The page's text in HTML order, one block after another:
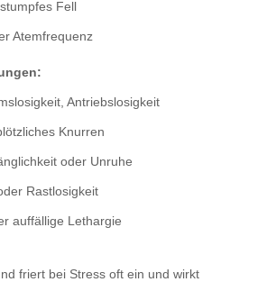
Fell
Atemfrequenz
Antriebslosigkeit
Knurren
oder Unruhe
Rastlosigkeit
auffällige Lethargie
friert bei Stress oft ein und wirkt